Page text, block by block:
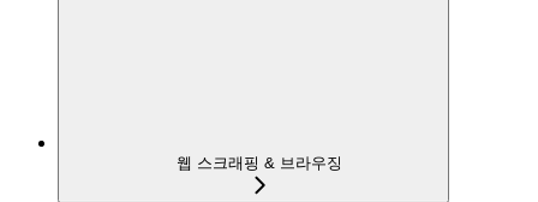
웹 스크래핑 & 브라우징